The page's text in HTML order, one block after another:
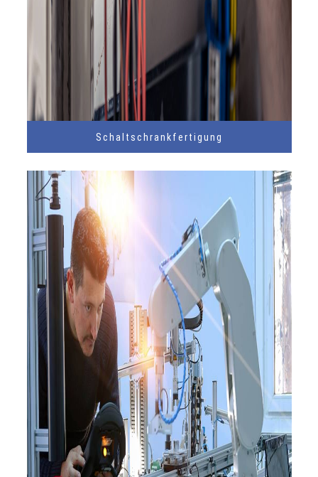
Schaltschrankfertigung